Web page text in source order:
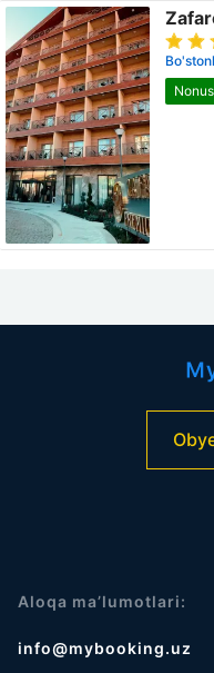
Aloqa ma’lumotlari:
info@mybooking.uz